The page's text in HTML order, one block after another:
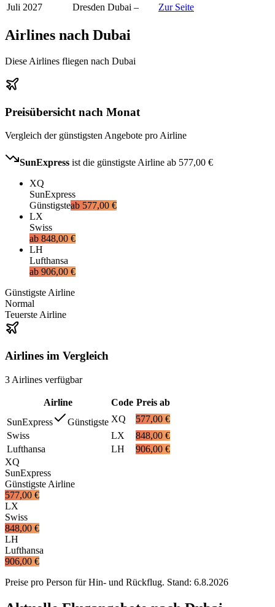
Juli 2027
Dresden Dubai – Zur Seite
Airlines nach Dubai
Diese Airlines fliegen nach Dubai
Preisübersicht nach Monat
Vergleich der günstigsten Angebote pro Airline
SunExpress ist die günstigste Airline ab 577,00 €
XQ
SunExpress
Günstigsteab 577,00 €
LX
Swiss
ab 848,00 €
LH
Lufthansa
ab 906,00 €
Günstigste Airline
Normal
Teuerste Airline
Airlines im Vergleich
3 Airlines verfügbar
Airline Code Preis ab
SunExpress
Günstigste XQ
577,00 €
Swiss
LX
848,00 €
Lufthansa
LH
906,00 €
XQ
SunExpress
Günstigste Airline
577,00 €
LX
Swiss
848,00 €
LH
Lufthansa
906,00 €
Preise pro Person für Hin- und Rückflug. Stand: 6.8.2026